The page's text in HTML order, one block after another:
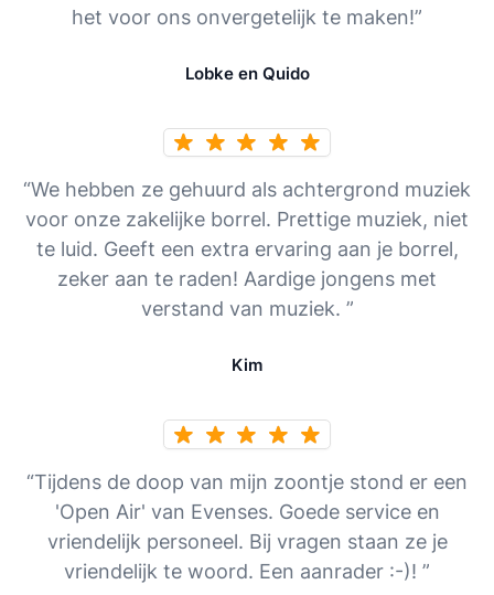
het voor ons onvergetelijk te maken!”
Lobke en Quido
“We hebben ze gehuurd als achtergrond muziek
voor onze zakelijke borrel. Prettige muziek, niet
te luid. Geeft een extra ervaring aan je borrel,
zeker aan te raden! Aardige jongens met
verstand van muziek. ”
Kim
“Tijdens de doop van mijn zoontje stond er een
'Open Air' van Evenses. Goede service en
vriendelijk personeel. Bij vragen staan ze je
vriendelijk te woord. Een aanrader :-)! ”